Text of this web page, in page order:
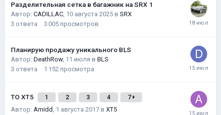
Разделительная сетка в багажник на SRX 1
Автор: CADILLAC, 10 августа 2025 в SRX
3 ответа 3 005 просмотров
Планирую продажу уникального BLS
Автор: DeathRow, 11 июля в BLS
3 ответа 1 152 просмотра
ТО XT5 1 2 3 4 7
Автор: Amidd, 1 августа 2017 в XT5